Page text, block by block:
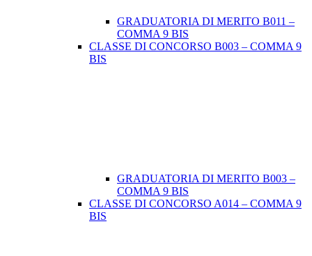
GRADUATORIA DI MERITO B011 –
COMMA 9 BIS
CLASSE DI CONCORSO B003 – COMMA 9
BIS
GRADUATORIA DI MERITO B003 –
COMMA 9 BIS
CLASSE DI CONCORSO A014 – COMMA 9
BIS